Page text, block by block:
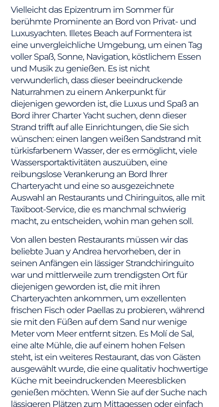
Vielleicht das Epizentrum im Sommer für
berühmte Prominente an Bord von Privat- und
Luxusyachten. Illetes Beach auf Formentera ist
eine unvergleichliche Umgebung, um einen Tag
voller Spaß, Sonne, Navigation, köstlichem Essen
und Musik zu genießen. Es ist nicht
verwunderlich, dass dieser beeindruckende
Naturrahmen zu einem Ankerpunkt für
diejenigen geworden ist, die Luxus und Spaß an
Bord ihrer Charter Yacht suchen, denn dieser
Strand trifft auf alle Einrichtungen, die Sie sich
wünschen: einen langen weißen Sandstrand mit
türkisfarbenem Wasser, der es ermöglicht, viele
Wassersportaktivitäten auszuüben, eine
reibungslose Verankerung an Bord Ihrer
Charteryacht und eine so ausgezeichnete
Auswahl an Restaurants und Chiringuitos, alle mit
Taxiboot-Service, die es manchmal schwierig
macht, zu entscheiden, wohin man gehen soll.
Von allen besten Restaurants müssen wir das
beliebte Juan y Andrea hervorheben, der in
seinen Anfängen ein lässiger Strandchiringuito
war und mittlerweile zum trendigsten Ort für
diejenigen geworden ist, die mit ihren
Charteryachten ankommen, um exzellenten
frischen Fisch oder Paellas zu probieren, während
sie mit den Füßen auf dem Sand nur wenige
Meter vom Meer entfernt sitzen. Es Molí de Sal,
eine alte Mühle, die auf einem hohen Felsen
steht, ist ein weiteres Restaurant, das von Gästen
ausgewählt wurde, die eine qualitativ hochwertige
Küche mit beeindruckenden Meeresblicken
genießen möchten. Wenn Sie auf der Suche nach
lässigeren Plätzen zum Mittagessen oder einfach